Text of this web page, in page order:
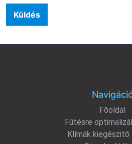
Küldés
Főoldal
Fűtésre
Klímák